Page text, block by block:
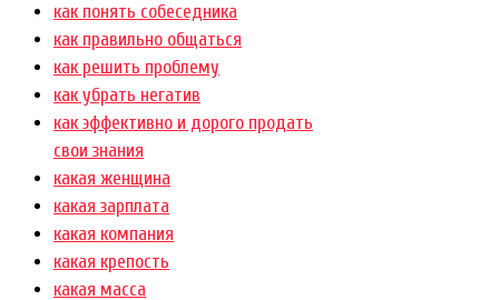
как понять собеседника
как правильно общаться
как решить проблему
как убрать негатив
как эффективно и дорого продать
свои знания
какая женщина
какая зарплата
какая компания
какая крепость
какая масса